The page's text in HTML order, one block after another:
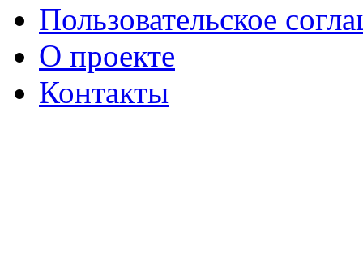
Пользовательское
О проекте
Контакты